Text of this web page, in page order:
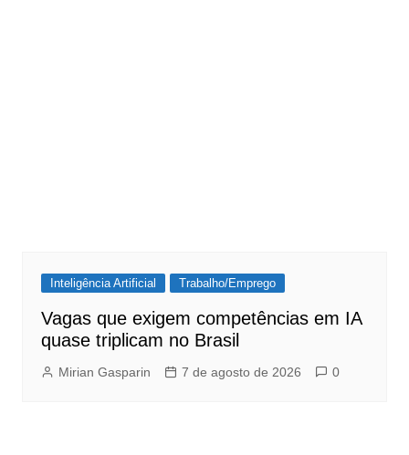
Inteligência Artificial Trabalho/Emprego
Vagas que exigem competências em IA
quase triplicam no Brasil
Mirian Gasparin 7 de agosto de 2026 0